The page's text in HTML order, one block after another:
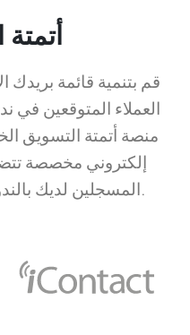
قم بتنمية قائمة
العملاء المتوقعين في
منصة أتمتة التسويق
إلكتروني مخصصة
المسجلين لديك بالندوات عبر الإنترنت القادمة.